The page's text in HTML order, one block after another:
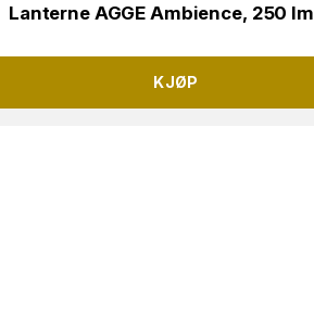
Lanterne AGGE Ambience, 250 lm
KJØP